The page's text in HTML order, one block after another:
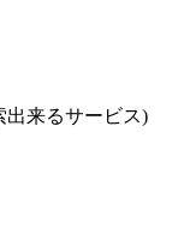
出来るサービス)